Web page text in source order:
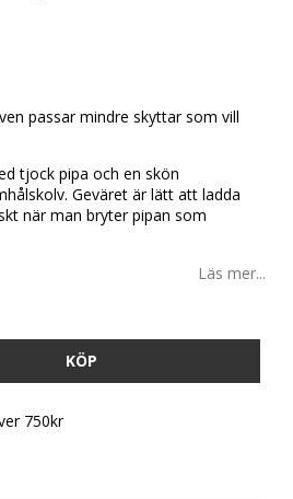
passar mindre skyttar som vill
tjock pipa och en skön
Geväret är lätt att ladda
när man bryter pipan som
Läs mer...
KÖP
750kr